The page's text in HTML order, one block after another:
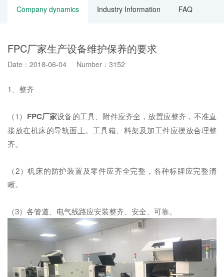
Company dynamics Industry Information FAQ
FPC厂家生产设备维护保养的要求
Date：2018-06-04 Number：3152
1、整齐
（1） FPC厂家设备的工具、附件应齐全，放置应整齐，不准直
接放在机床的导轨面上。工具箱、料架及加工件应摆放合理整
齐。
（2）机床的防护装置及零件应齐全完整，各种标牌应完整清
晰。
（3）各管道、电气线路应安装整齐、安全、可靠。